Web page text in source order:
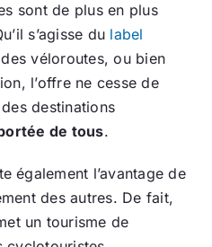
sont de plus en plus
s’agisse du label
véloroutes, ou bien
l’offre ne cesse de
destinations
de tous.
également l’avantage de
des autres. De fait,
un tourisme de